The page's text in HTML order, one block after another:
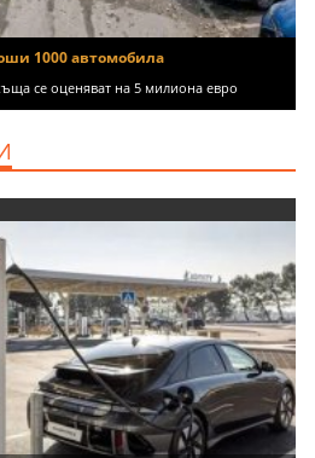
1000 автомобила
се оценяват на 5 милиона евро